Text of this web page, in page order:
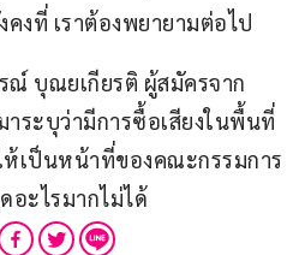
งที่ เราต้องพยายามต่อไป
ณ์ บุณยเกียรติ ผู้สมัครจาก
ระบุว่ามีการซื้อเสียงในพื้นที่
เป็นหน้าที่ของคณะกรรมการ
อะไรมากไม่ได้